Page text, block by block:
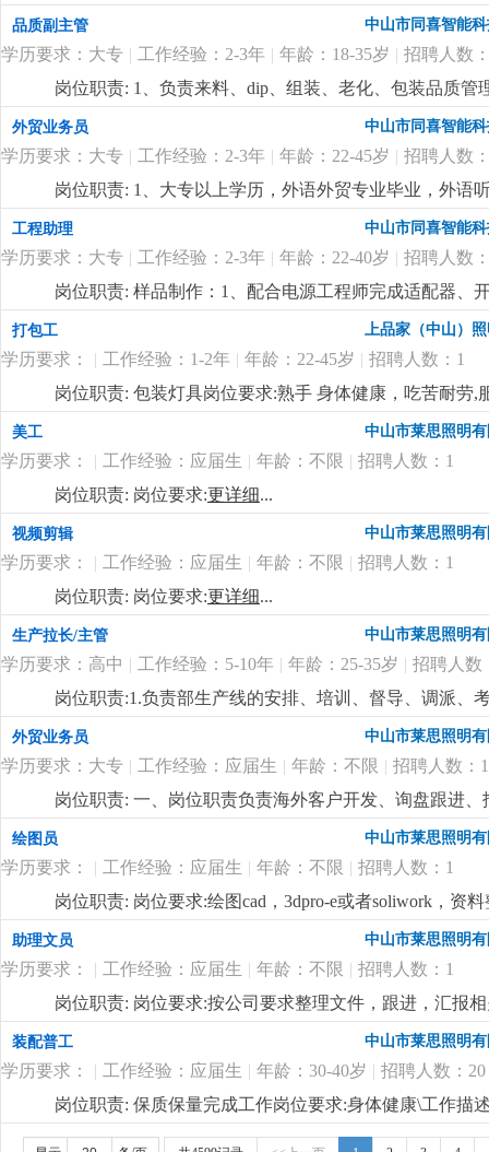
度；3. 跟踪生产情况、产品需求、生产过程、产值目标
及时追踪，并提出合理化建议；5. 参与提高生产效率和
产现场的安全和清洁；岗位要求:1. 高中及以上学历，3
律知识，熟悉生产流程，精通生产管理知识；3. 具备较
分析和解决问题能力；4. 具有一定的办公软件使用操作
品质副主管 中山市同喜智能
学历要求：大专 | 工作经验：2-3年 | 年龄：18-35岁 | 招聘人数
岗位职责: 1、负责来料、dip、组装、老化、包装品质
控制措施的执行情况；3、负责sip的制定及完善，优化
查监督iqc/ipcq/qa质检团队的运作，做好质检作业监督
结果导向回复，发动团队推动工作；6、在品质经理的
专业，大专或以上学历；2、3-5年以上led驱动电源或
体系工作经验；3、有一定的产品分析能力，熟悉
法；熟练使用spc, msa, 柏拉图等统计与分析工具，有
沟通，能够与不同层级的人员沟通，发动团队的积极性
题，有较强的承压能力，能接受挑战；6、能适应加班，
外贸业务员 中山市同喜智能
学历要求：大专 | 工作经验：2-3年 | 年龄：22-45岁 | 招聘人数
岗位职责: 1、大专以上学历，外语外贸专业毕业，外语
压能力，具备良好的沟通与应变能力；3、工作积极主
开关类销售方面工作经验优先；岗位要求:1、主要负责
工作；3、国内外客户的接洽接待工作；4、自主客户订
市场的开发，公司采取线下线上相结合的模式，每年组
个国际境外专业展会等更详细...
工程助理 中山市同喜智能
学历要求：大专 | 工作经验：2-3年 | 年龄：22-40岁 | 招聘人数
岗位职责: 样品制作：1、配合电源工程师完成适配器、
装、半成品 / 成品样机制作；2、物料管理：bom 核对
进、物料退换处理；样机测试辅助：1、协助工程师做
据、整理测试报告；样板整理归档：2、样机编号、拍
点）整理归档；问题反馈：3、打样过程中焊接不良、
辅料 / 治具管理：焊台、万用表、负载、老化架、线材
样品寄送、来料样板核对、工程变更样板更换、临时
管理相关专业优先（需具备学习能力）；2、熟练使用
3、沟通协调能力强，责任心强，工作细致，能承受一
节奏；4、有相关行业经验（1-3年）者优先录用；5、
打包工 上品家（中山）
学历要求： | 工作经验：1-2年 | 年龄：22-45岁 | 招聘人数：1
岗位职责: 包装灯具岗位要求:熟手 身体健康，吃苦耐劳,
美工 中山市莱思照明
学历要求： | 工作经验：应届生 | 年龄：不限 | 招聘人数：1
岗位职责: 岗位要求:更详细...
视频剪辑 中山市莱思照明
学历要求： | 工作经验：应届生 | 年龄：不限 | 招聘人数：1
岗位职责: 岗位要求:更详细...
生产拉长/主管 中山市莱思照明
学历要求：高中 | 工作经验：5-10年 | 年龄：25-35岁 | 招聘人数
岗位职责:1.负责部生产线的安排、培训、督导、调派、
掌握属员之心态与动向，及时反映属员之情况，并研拟
融入公司文化、热爱公司、热爱本行业、为公司创造效
生产任务、生产顺序及完成期限，产前说明并严格执行
况，调控好生产序次与进度，带领团队按时、保质、保
施且督导实施，确定指标产量并贯彻达成 4.负责安排人
中之自我品质控制及物料损耗有效管制之督导 6.负责品
执行，上报处理异常 8.负责安排人员执行不良品、不合
之编制、审核、分析与呈报10.负责作业现场6s工作及
要求:1.1年以上生产现场管理工作经验,有电子产品生产
量控制及生产效率提升4.生产现场''6s‘管理薪资：6000-
外贸业务员 中山市莱思照明
学历要求：大专 | 工作经验：应届生 | 年龄：不限 | 招聘人数：1
岗位职责: 一、岗位职责负责海外客户开发、询盘跟进
及客诉问题。利用平台（阿里国际站、独立站、展会、
流程，确保订单顺利交付。完成销售目标，提交销售报
贸易、商务英语、外语类相关专业优先。1 年以上外贸
先。英语听说读写流利，能独立与老外邮件沟通、电话
货、结汇、信用证等。熟练使用 office、邮件工具，会
客户，有团队意识。三、福利待遇（通用模板）底薪 +
利、团建、培训、晋升通道提供客户资源、平台支持、
绘图员 中山市莱思照明
学历要求： | 工作经验：应届生 | 年龄：不限 | 招聘人数：1
岗位职责: 岗位要求:绘图cad，3dpro-e或者soliwork，资
助理文员 中山市莱思照明
学历要求： | 工作经验：应届生 | 年龄：不限 | 招聘人数：1
岗位职责: 岗位要求:按公司要求整理文件，跟进，汇报
装配普工 中山市莱思照明
学历要求： | 工作经验：应届生 | 年龄：30-40岁 | 招聘人数：20
岗位职责: 保质保量完成工作岗位要求:身体健康\工作描
使今年疫情情况非常严重的情况下，工厂都满负荷生产